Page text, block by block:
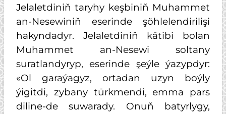
Jelaletdiniň taryhy keşbiniň Muhammet
an-Nesewiniň eserinde şöhlelendirilişi
hakyndadyr. Jelaletdiniň kätibi bolan
Muhammet an-Nesewi soltany
suratlandyryp, eserinde şeýle ýazypdyr:
«Ol garaýagyz, ortadan uzyn boýly
ýigitdi, zybany türkmendi, emma pars
diline-de suwarady. Onuň batyrlygy,